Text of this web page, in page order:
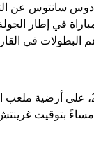
دوس سانتوس عن
في إطار
البطولات في
تُقام المباراة اليوم الجمعة،
مساءً بتوقيت